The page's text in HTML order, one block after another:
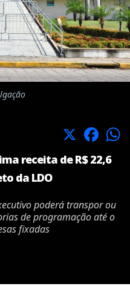
X Facebook
receita de R$ 22,6
da LDO
poderá transpor ou
de programação até o
fixadas